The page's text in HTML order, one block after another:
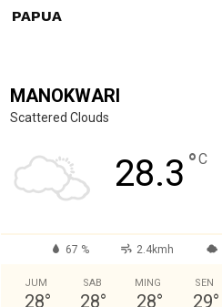
PAPUA
MANOKWARI
Scattered Clouds
28.3 °C
67 % 2.4kmh
JUM
28°
SAB
28°
MING
28°
SEN
29°